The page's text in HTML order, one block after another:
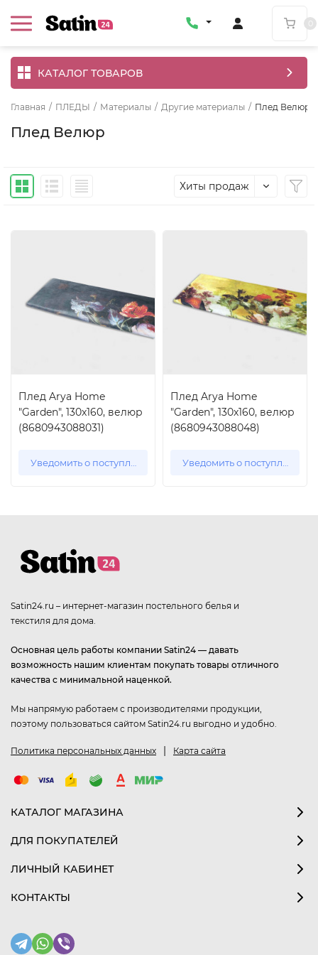
КАТАЛОГ ТОВАРОВ
Главная / ПЛЕДЫ / Материалы / Другие материалы / Плед Велюр
Плед Велюр
Хиты продаж
Плед Arya Home
"Garden", 130x160, велюр
(8680943088031)
Уведомить о поступлении
Плед Arya Home
"Garden", 130x160, велюр
(8680943088048)
Уведомить о поступлении
Satin24.ru – интернет-магазин постельного белья и
текстиля для дома.
Основная цель работы компании Satin24 — давать
возможность нашим клиентам покупать товары отличного
качества с минимальной наценкой.
Мы напрямую работаем с производителями продукции,
поэтому пользоваться сайтом Satin24.ru выгодно и удобно.
Политика персональных данных | Карта сайта
КАТАЛОГ МАГАЗИНА
ДЛЯ ПОКУПАТЕЛЕЙ
ЛИЧНЫЙ КАБИНЕТ
КОНТАКТЫ